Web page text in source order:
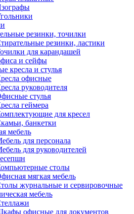
резинки, точилки
резинки, ластики
для карандашей
и сейфы
кресла и стулья
офисные
руководителя
стулья
геймера
для кресел
банкетки
мебель
для персонала
для руководителей
столы
мягкая мебель
журнальные и сервировочные
мебель
офисные для документов